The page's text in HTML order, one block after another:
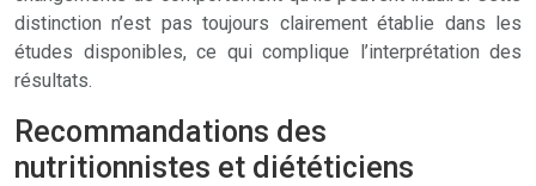
distinction n’est pas toujours clairement établie dans les
études disponibles, ce qui complique l’interprétation des
résultats.
Recommandations des
nutritionnistes et diététiciens